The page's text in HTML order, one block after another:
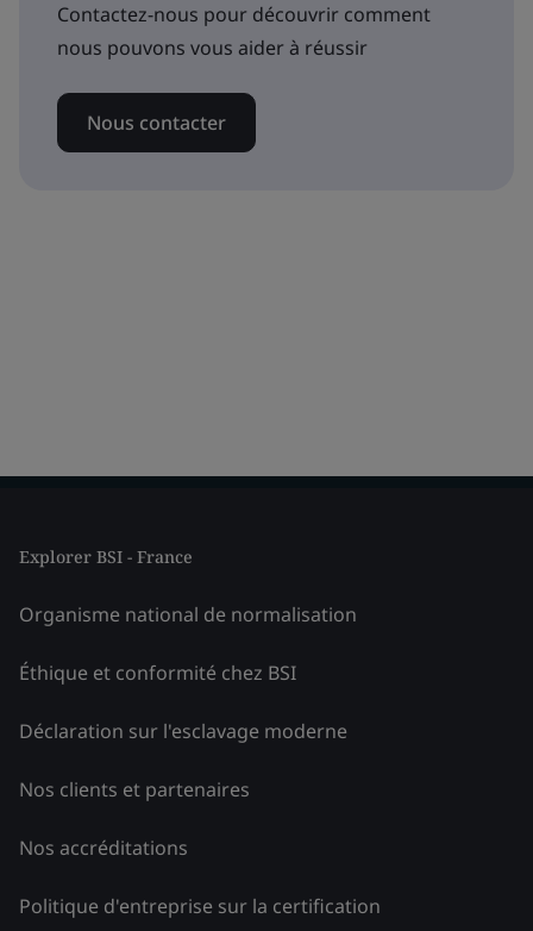
Contactez-nous pour découvrir comment
nous pouvons vous aider à réussir
Nous contacter
Explorer BSI - France
Organisme national de normalisation
Éthique et conformité chez BSI
Déclaration sur l'esclavage moderne
Nos clients et partenaires
Nos accréditations
Politique d'entreprise sur la certification